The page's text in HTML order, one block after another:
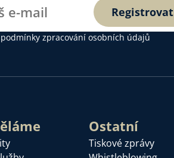
Registrovat
podmínky zpracování osobních údajů
Ostatní
Tiskové zprávy